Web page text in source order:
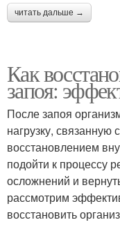
читать дальше →
Как
запоя:
После запоя
нагрузку, связанную
восстановлением
подойти к процессу
осложнений и
рассмотрим
восстановить